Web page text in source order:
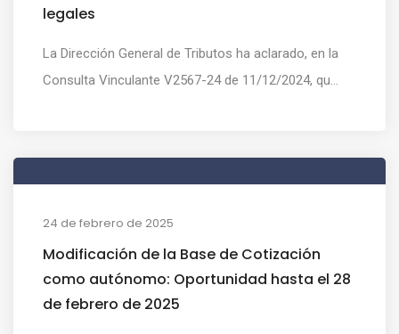
legales
La Dirección General de Tributos ha aclarado, en la
Consulta Vinculante V2567-24 de 11/12/2024, qu...
24 de febrero de 2025
Modificación de la Base de Cotización
como autónomo: Oportunidad hasta el 28
de febrero de 2025